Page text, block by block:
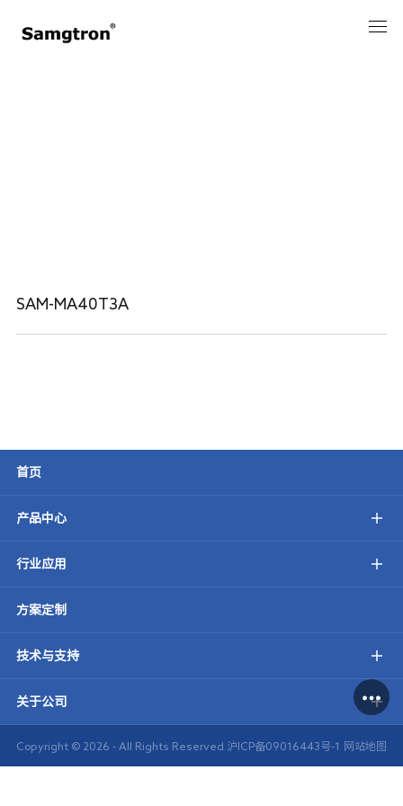
SAM-MA40T3A
首页
产品中心
行业应用
方案定制
技术与支持
关于公司
Copyright © 2026 - All Rights Reserved 沪ICP备09016443号-1 网站地图